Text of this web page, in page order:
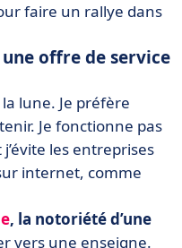
faire un rallye dans
offre de service
lune. Je préfère
Je fonctionne pas
j’évite les entreprises
internet, comme
, la notoriété d’une
vers une enseigne.